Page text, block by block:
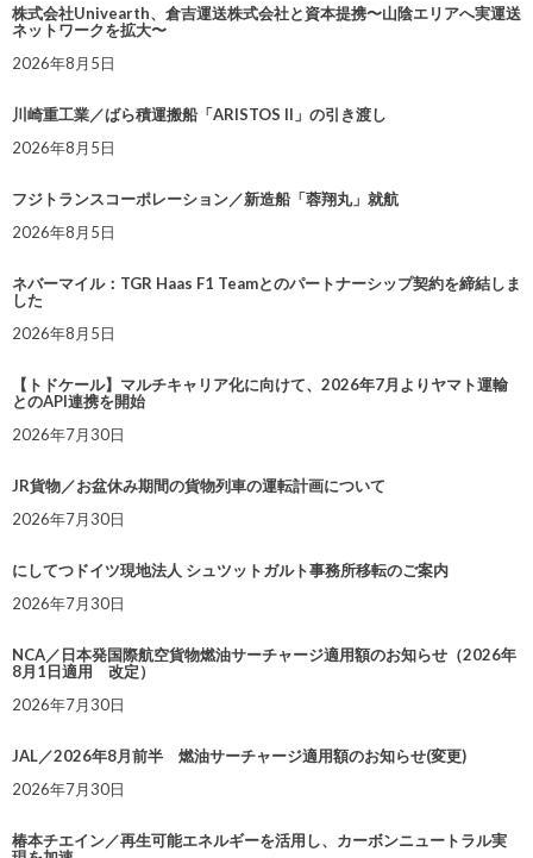
株式会社Univearth、倉吉運送株式会社と資本提携〜山陰エリアへ実運送
ネットワークを拡大〜
2026年8月5日
川崎重工業／ばら積運搬船「ARISTOS II」の引き渡し
2026年8月5日
フジトランスコーポレーション／新造船「蓉翔丸」就航
2026年8月5日
ネバーマイル：TGR Haas F1 Teamとのパートナーシップ契約を締結しま
した
2026年8月5日
【トドケール】マルチキャリア化に向けて、2026年7月よりヤマト運輸
とのAPI連携を開始
2026年7月30日
JR貨物／お盆休み期間の貨物列車の運転計画について
2026年7月30日
にしてつドイツ現地法人 シュツットガルト事務所移転のご案内
2026年7月30日
NCA／日本発国際航空貨物燃油サーチャージ適用額のお知らせ（2026年
8月1日適用 改定）
2026年7月30日
JAL／2026年8月前半 燃油サーチャージ適用額のお知らせ(変更)
2026年7月30日
椿本チエイン／再生可能エネルギーを活用し、カーボンニュートラル実